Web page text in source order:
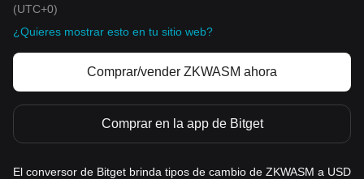
(UTC+0)
¿Quieres mostrar esto en tu sitio web?
Comprar/vender ZKWASM ahora
Comprar en la app de Bitget
El conversor de Bitget brinda tipos de cambio de ZKWASM a USD